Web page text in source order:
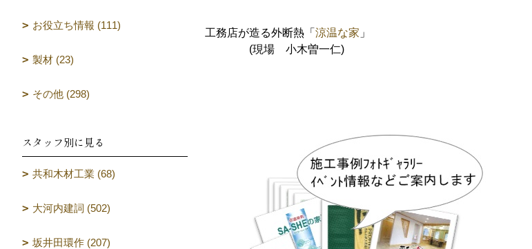
工務店が造る外断熱「 涼温な家 」
(現場 小木曽一仁)
お役立ち情報 (111)
製材 (23)
その他 (298)
スタッフ別に見る
共和木材工業 (68)
大河内建詞 (502)
坂井田環作 (207)